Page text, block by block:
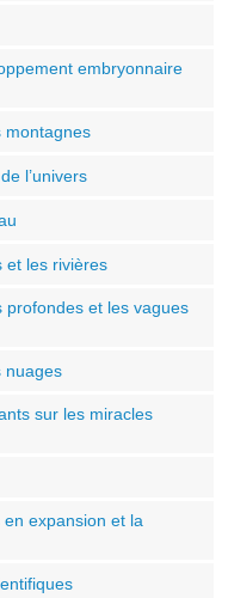
embryonnaire
montagnes
l’univers
et les rivières
profondes et les vagues
nuages
sur les miracles
en expansion et la